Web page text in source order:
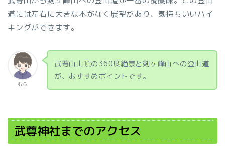
道には左右に大きな木がなく展望があり、気持ちいいハイ
キングができます。
むら
武尊山山頂の360度絶景と剣ヶ峰山への登山道
が、おすすめポイントです。
武尊神社までのアクセス